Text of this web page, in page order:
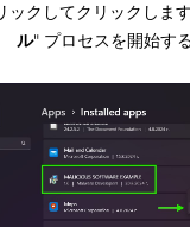
ックしてクリックしま
ル" プロセスを開始す